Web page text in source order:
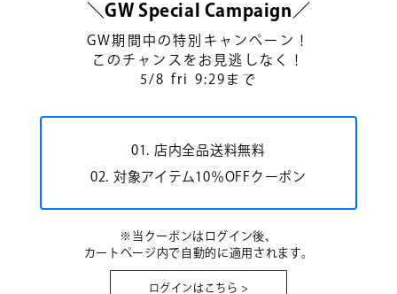
＼GW Special Campaign／
GW期間中の特別キャンペーン！
このチャンスをお見逃しなく！
5/8 fri 9:29まで
01. 店内全品送料無料
02. 対象アイテム10％OFFクーポン
※当クーポンはログイン後、
カートページ内で自動的に適用されます。
ログインはこちら >